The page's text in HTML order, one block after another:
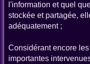
l'information et quel
stockée et partagée,
adéquatement ;
Considérant encore
importantes